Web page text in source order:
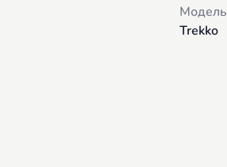
Модель
Trekko